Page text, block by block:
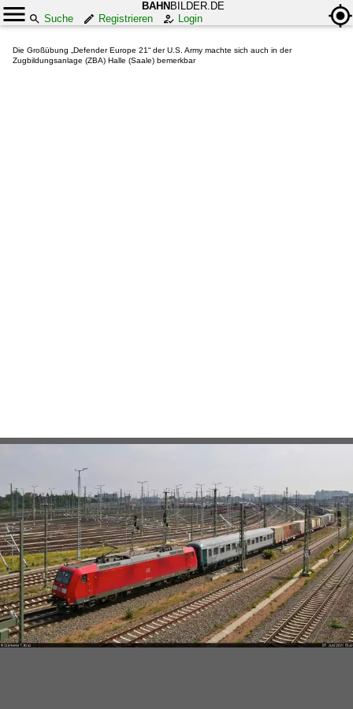
BAHN BILDER.DE
Suche
Registrieren Login
Die Großübung „Defender Europe 21“ der U.S. Army machte sich auch in der
Zugbildungsanlage (ZBA) Halle (Saale) bemerkbar